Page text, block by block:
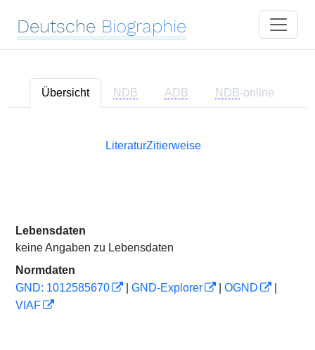
Deutsche Biographie
Übersicht NDB ADB NDB-online
LiteraturZitierweise
Lebensdaten
keine Angaben zu Lebensdaten
Normdaten
GND: 1012585670
GND-Explorer OGND
VIAF